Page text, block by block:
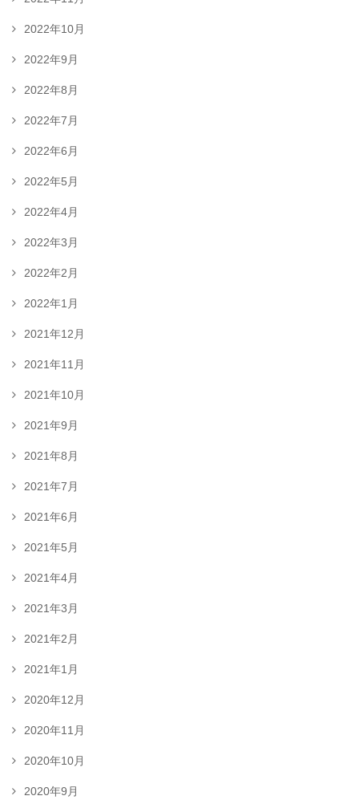
2022年10月
2022年9月
2022年8月
2022年7月
2022年6月
2022年5月
2022年4月
2022年3月
2022年2月
2022年1月
2021年12月
2021年11月
2021年10月
2021年9月
2021年8月
2021年7月
2021年6月
2021年5月
2021年4月
2021年3月
2021年2月
2021年1月
2020年12月
2020年11月
2020年10月
2020年9月